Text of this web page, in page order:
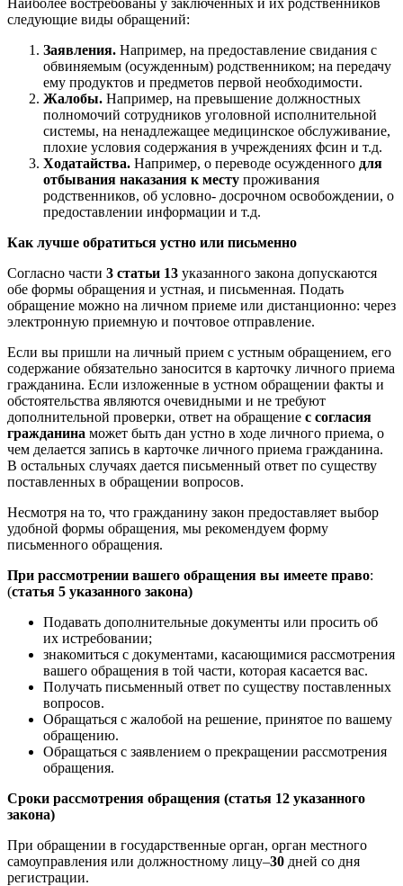
следующие виды обращений:
Заявления. Например, на предоставление свидания с
обвиняемым (осужденным) родственником; на передачу
ему продуктов и предметов первой необходимости.
Жалобы. Например, на превышение должностных
полномочий сотрудников уголовной исполнительной
системы, на ненадлежащее медицинское обслуживание,
плохие условия содержания в учреждениях фсин и т.д.
Ходатайства. Например, о переводе осужденного для
отбывания наказания к месту проживания
родственников, об условно- досрочном освобождении, о
предоставлении информации и т.д.
Как лучше обратиться устно или письменно
Согласно части 3 статьи 13 указанного закона допускаются
обе формы обращения и устная, и письменная. Подать
обращение можно на личном приеме или дистанционно: через
электронную приемную и почтовое отправление.
Если вы пришли на личный прием с устным обращением, его
содержание обязательно заносится в карточку личного приема
гражданина. Если изложенные в устном обращении факты и
обстоятельства являются очевидными и не требуют
дополнительной проверки, ответ на обращение с согласия
гражданина может быть дан устно в ходе личного приема, о
чем делается запись в карточке личного приема гражданина.
В остальных случаях дается письменный ответ по существу
поставленных в обращении вопросов.
Несмотря на то, что гражданину закон предоставляет выбор
удобной формы обращения, мы рекомендуем форму
письменного обращения.
При рассмотрении вашего обращения вы имеете право:
(статья 5 указанного закона)
Подавать дополнительные документы или просить об
их истребовании;
знакомиться с документами, касающимися рассмотрения
вашего обращения в той части, которая касается вас.
Получать письменный ответ по существу поставленных
вопросов.
Обращаться с жалобой на решение, принятое по вашему
обращению.
Обращаться с заявлением о прекращении рассмотрения
обращения.
Сроки рассмотрения обращения (статья 12 указанного
закона)
При обращении в государственные орган, орган местного
самоуправления или должностному лицу–30 дней со дня
регистрации.